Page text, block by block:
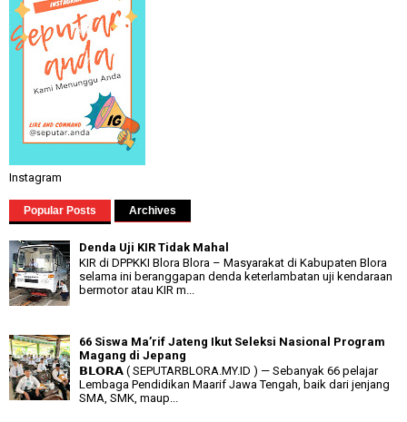
Instagram
Popular Posts Archives
Denda Uji KIR Tidak Mahal
KIR di DPPKKI Blora Blora – Masyarakat di Kabupaten Blora
selama ini beranggapan denda keterlambatan uji kendaraan
bermotor atau KIR m...
66 Siswa Ma’rif Jateng Ikut Seleksi Nasional Program
Magang di Jepang
𝗕𝗟𝗢𝗥𝗔 ( SEPUTARBLORA.MY.ID ) — Sebanyak 66 pelajar
Lembaga Pendidikan Maarif Jawa Tengah, baik dari jenjang
SMA, SMK, maup...